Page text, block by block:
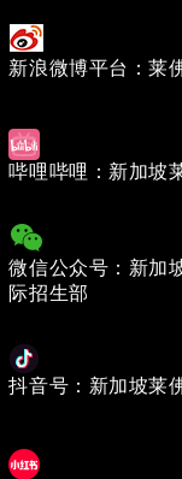
新浪微博平台：莱
哔哩哔哩：新加坡
微信公众号：新加
际招生部
抖音号：新加坡莱